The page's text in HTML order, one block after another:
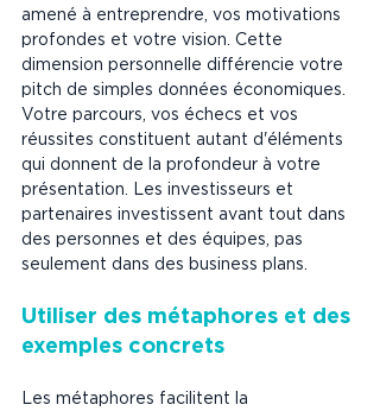
amené à entreprendre, vos motivations
profondes et votre vision. Cette
dimension personnelle différencie votre
pitch de simples données économiques.
Votre parcours, vos échecs et vos
réussites constituent autant d'éléments
qui donnent de la profondeur à votre
présentation. Les investisseurs et
partenaires investissent avant tout dans
des personnes et des équipes, pas
seulement dans des business plans.
Utiliser des métaphores et des
exemples concrets
Les métaphores facilitent la